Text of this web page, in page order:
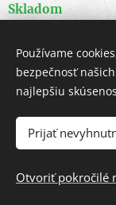
Skladom
Používame
bezpečnosť
najlepšiu
Prijať
Otvoriť pokročilé